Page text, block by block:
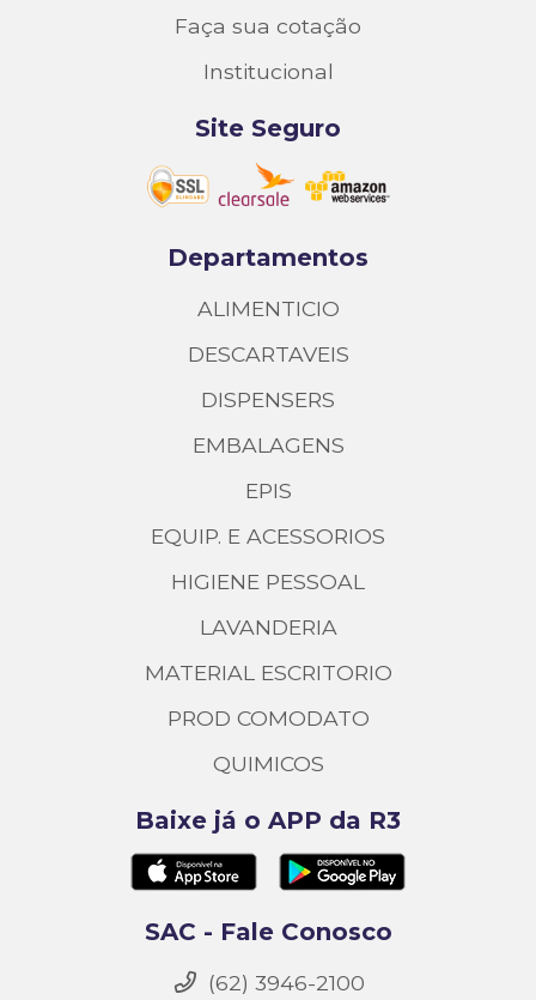
Faça sua cotação
Institucional
Site Seguro
Departamentos
ALIMENTICIO
DESCARTAVEIS
DISPENSERS
EMBALAGENS
EPIS
EQUIP. E ACESSORIOS
HIGIENE PESSOAL
LAVANDERIA
MATERIAL ESCRITORIO
PROD COMODATO
QUIMICOS
Baixe já o APP da R3
SAC - Fale Conosco
(62) 3946-2100